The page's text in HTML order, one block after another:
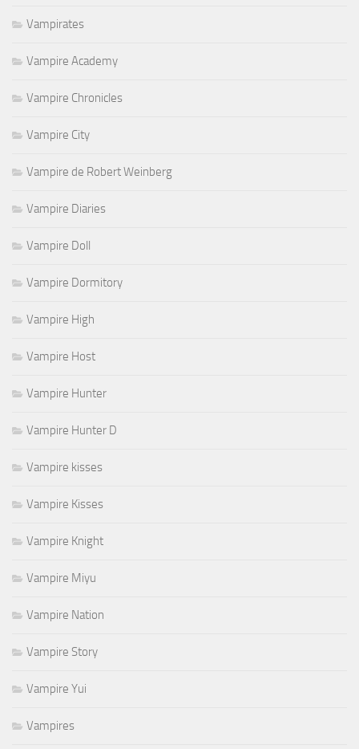
Vampirates
Vampire Academy
Vampire Chronicles
Vampire City
Vampire de Robert Weinberg
Vampire Diaries
Vampire Doll
Vampire Dormitory
Vampire High
Vampire Host
Vampire Hunter
Vampire Hunter D
Vampire kisses
Vampire Kisses
Vampire Knight
Vampire Miyu
Vampire Nation
Vampire Story
Vampire Yui
Vampires